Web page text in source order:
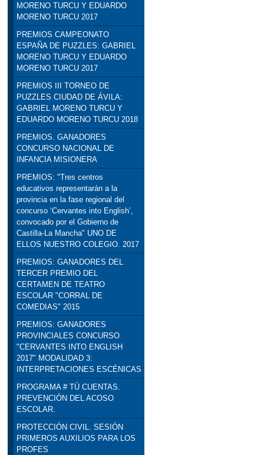
MORENO TURCU Y EDUARDO
MORENO TURCU 2017
PREMIOS CAMPEONATO
ESPAÑA DE PUZZLES: GABRIEL
MORENO TURCU Y EDUARDO
MORENO TURCU 2017
PREMIOS III TORNEO DE
PUZZLES CIUDAD DE ÁVILA:
GABRIEL MORENO TURCU Y
EDUARDO MORENO TURCU 2018
PREMIOS. GANADORES
CONCURSO NACIONAL DE
INFANCIA MISIONERA
PREMIOS: "Tres centros
educativos representarán a la
provincia en la fase regional del
concurso ‘Cervantes into English’,
convocado por el Gobierno de
Castilla-La Mancha" UNO DE
ELLOS NUESTRO COLEGIO. 2017
PREMIOS: GANADORES DEL
TERCER PREMIO DEL
CERTAMEN DE TEATRO
ESCOLAR "CORRAL DE
COMEDIAS" 2015
PREMIOS: GANADORES
PROVINCIALES CONCURSO
"CERVANTES INTO ENGLISH
2017" MODALIDAD 3:
INTERPRETACIONES ESCÉNICAS
PROGRAMA # TÚ CUENTAS.
PREVENCIÓN DEL ACOSO
ESCOLAR.
PROTECCIÓN CIVIL. SESIÓN
PRIMEROS AUXILIOS PARA LOS
PROFES